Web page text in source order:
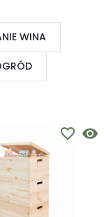
WINA
visibility
favorite_border